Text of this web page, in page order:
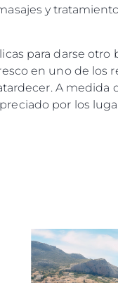
y
para darse
en uno de los
A medida
por los